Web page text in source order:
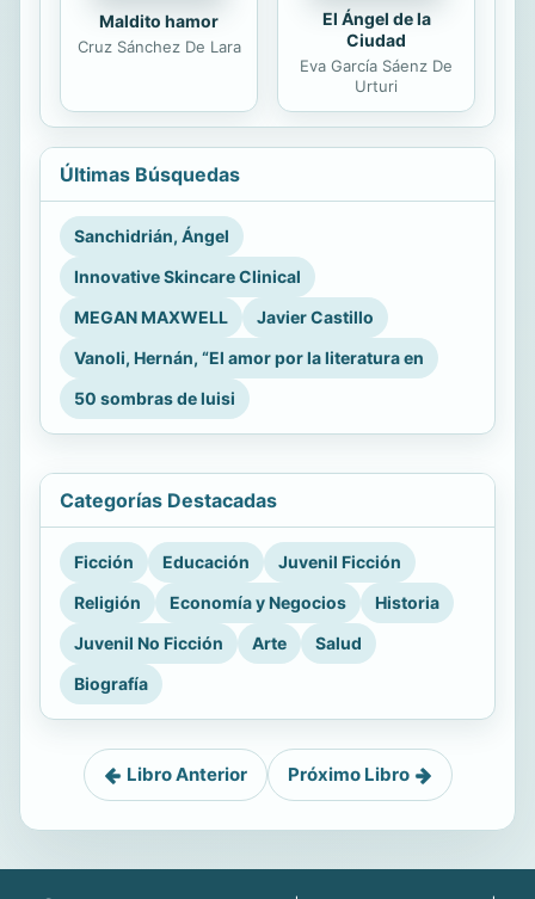
Maldito hamor
Cruz Sánchez De Lara
El Ángel de la
Ciudad
Eva García Sáenz De
Urturi
Últimas Búsquedas
Sanchidrián, Ángel
Innovative Skincare Clinical
MEGAN MAXWELL
Javier Castillo
Vanoli, Hernán, “El amor por la literatura en
50 sombras de luisi
Categorías Destacadas
Ficción Educación
Juvenil Ficción
Religión
Economía y Negocios
Historia
Juvenil No Ficción
Arte
Salud
Biografía
Libro Anterior Próximo Libro